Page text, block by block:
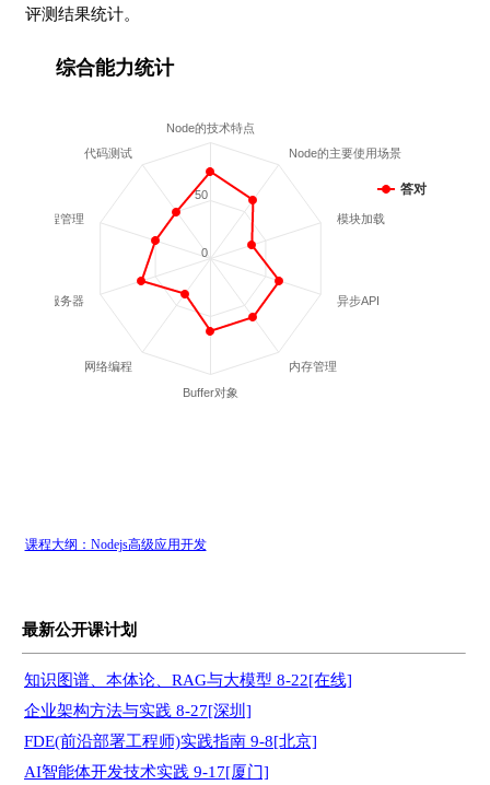
评测结果统计。
综合能力统计
答对
Node的技术特点
Node的主要使用场景
模块加载
异步API
内存管理
Buffer对象
网络编程
的Web服务器
子进程管理
代码测试
0
50
课程大纲：Nodejs高级应用开发
最新公开课计划
知识图谱、本体论、RAG与大模型 8-22[在线]
企业架构方法与实践 8-27[深圳]
FDE(前沿部署工程师)实践指南 9-8[北京]
AI智能体开发技术实践 9-17[厦门]